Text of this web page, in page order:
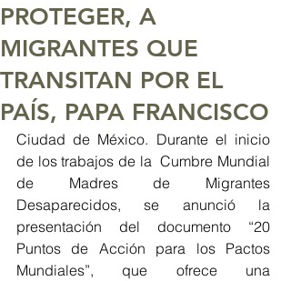
PROTEGER, A
MIGRANTES QUE
TRANSITAN POR EL
PAÍS, PAPA FRANCISCO
Ciudad de México. Durante el inicio
de los trabajos de la  Cumbre Mundial
de Madres de Migrantes
Desaparecidos, se anunció la
presentación del documento “20
Puntos de Acción para los Pactos
Mundiales”, que ofrece una